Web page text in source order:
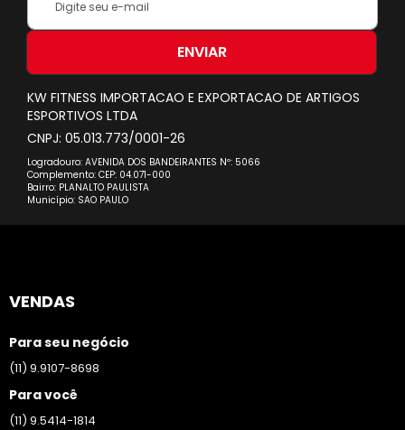
na
Newsletter:
ENVIAR
KW FITNESS IMPORTACAO E EXPORTACAO DE ARTIGOS
ESPORTIVOS LTDA
CNPJ: 05.013.773/0001-26
Logradouro: AVENIDA DOS BANDEIRANTES Nº: 5066
Complemento: CEP: 04.071-000
Bairro: PLANALTO PAULISTA
Município: SAO PAULO
VENDAS
Para seu negócio
(11) 9.9107-8698
Para você
(11) 9.5414-1814